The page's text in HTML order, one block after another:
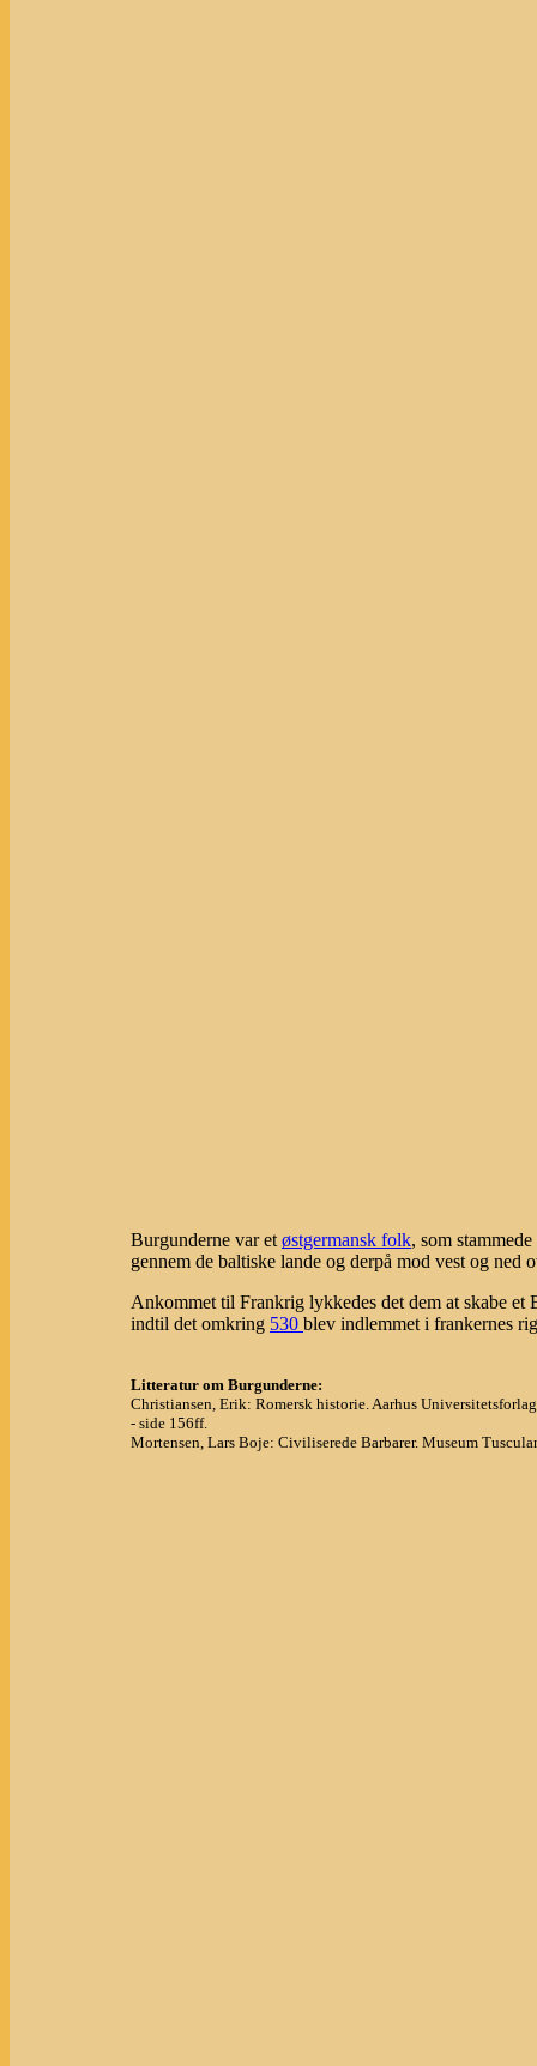
Burgunderne var et østgermansk folk, som
gennem de baltiske lande og derpå mod vest og
Ankommet til Frankrig lykkedes det dem at skabe
indtil det omkring 530 blev indlemmet i frankernes
Litteratur om Burgunderne:
Christiansen, Erik: Romersk historie. Aarhus
- side 156ff.
Mortensen, Lars Boje: Civiliserede Barbarer. Museum